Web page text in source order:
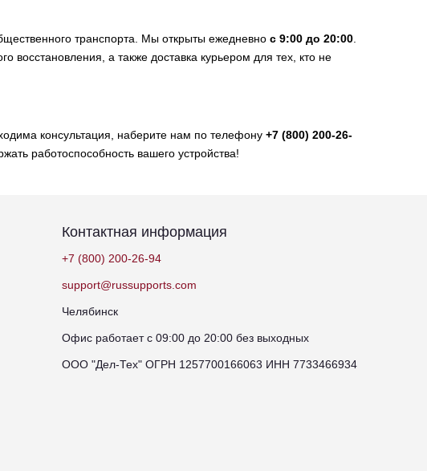
транспорта. Мы открыты ежедневно с 9:00 до 20:00
восстановления, а также доставка курьером для тех, кто не
консультация, наберите нам по телефону +7 (800) 200-26-
работоспособность вашего устройства!
Контактная информация
+7 (800) 200-26-94
support@russupports.com
Челябинск
Офис работает с 09:00 до 20:00 без выходных
ООО "Дел-Тех" ОГРН 1257700166063 ИНН 7733466934